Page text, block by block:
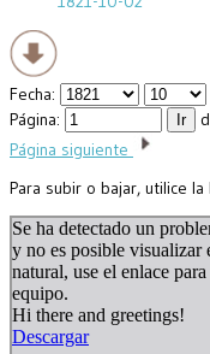
Fecha:
Página:
Página siguiente
Para subir o bajar, utilice